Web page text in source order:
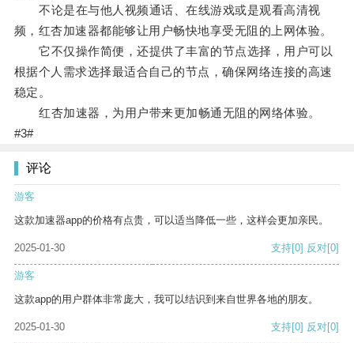
不论是在与他人视频通话、在线游戏或是观看高清视
频，红杏加速器都能够让用户畅快地享受无阻的上网体验。
它不仅操作简便，还提供了丰富的节点选择，用户可以
根据个人需求选择最适合自己的节点，确保网络连接的高速
稳定。
红杏加速器，为用户带来更加畅通无阻的网络体验。
#3#
评论
游客
这款加速器app的价格有点贵，可以适当降低一些，这样会更加亲民。
2025-01-30 支持[0] 反对[0]
游客
这款app的用户群体非常庞大，我可以结识到来自世界各地的朋友。
2025-01-30 支持[0] 反对[0]